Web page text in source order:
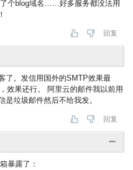
个blog域名……好多服务都没法用
回复
了。发信用国外的SMTP效果最
效果还行。 阿里云的邮件我以前用
是垃圾邮件然后不给我发。
回复
暴露了：